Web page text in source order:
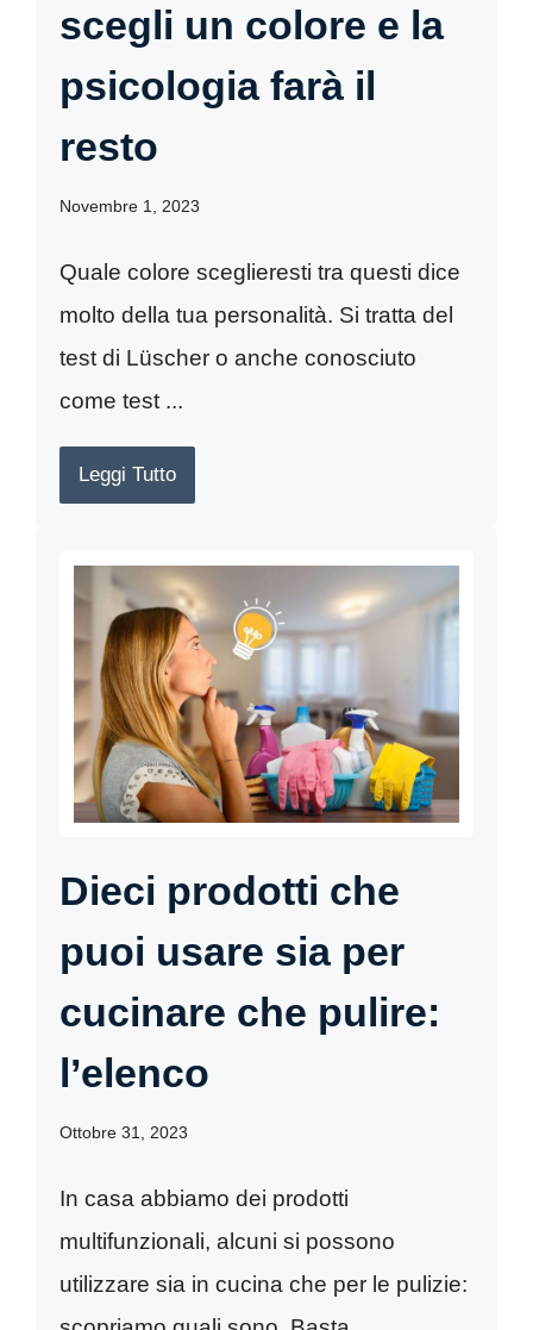
scegli un colore e la
psicologia farà il
resto
Novembre 1, 2023
Quale colore sceglieresti tra questi dice
molto della tua personalità. Si tratta del
test di Lüscher o anche conosciuto
come test ...
Leggi Tutto
Dieci prodotti che
puoi usare sia per
cucinare che pulire:
l’elenco
Ottobre 31, 2023
In casa abbiamo dei prodotti
multifunzionali, alcuni si possono
utilizzare sia in cucina che per le pulizie: